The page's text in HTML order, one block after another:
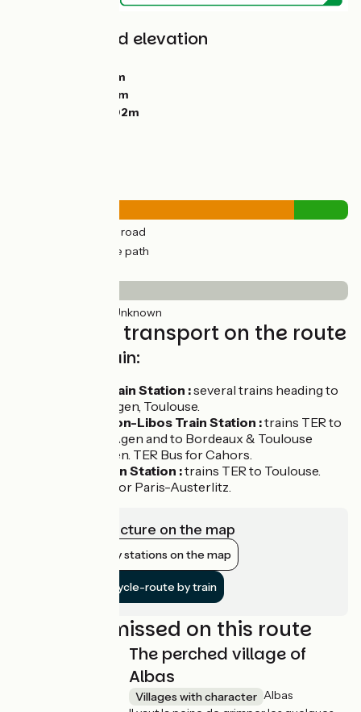
Gradients and elevation
2659m
24m
702m
(88%) By road
(17%) Cycle path
(100%) Unknown
Trains and transport on the route
Access by train:
Aiguillon Train Station :several trains heading to
Bordeaux, Agen, Toulouse.
Monsempron-Libos Train Station :trains TER to
Périgueux-Agen and to Bordeaux & Toulouse
through Agen. TER Bus for Cahors.
Cahors Train Station :trains TER to Toulouse.
"Intercités" for Paris-Austerlitz.
View infrastructure on the map
Show nearby stations on the map
Get to the cycle-route by train
Not to be missed on this route
The perched village of
Albas
Villages with character Albas